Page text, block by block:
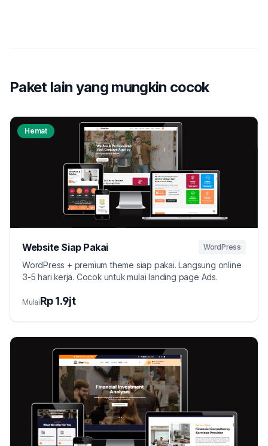
Paket lain yang mungkin cocok
Hemat
Website Siap Pakai WordPress
WordPress + premium theme siap pakai. Langsung online
3-5 hari kerja. Cocok untuk mulai landing page Ads.
MulaiRp 1.9jt